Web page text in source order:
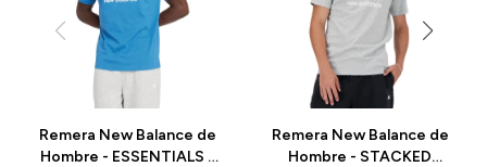
Remera New Balance de
Hombre - ESSENTIALS -
Remera New Balance de
Hombre - STACKED